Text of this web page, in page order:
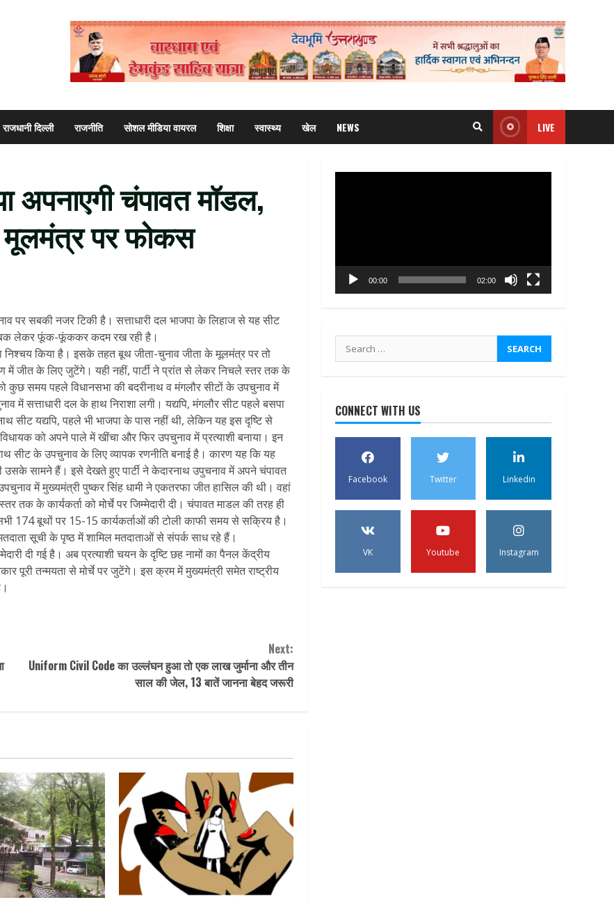
राजधानी दिल्ली राजनीति सोशल मीडिया वायरल शिक्षा स्वास्थ्य खेल NEWS LIVE
अपनाएगी चंपावत मॉडल,
मूलमंत्र पर फोकस
पर सबकी नजर टिकी है। सत्ताधारी दल भाजपा के लिहाज से यह सीट
लेकर फूंक-फूंककर कदम रख रही है।
किया है। इसके तहत बूथ जीता-चुनाव जीता के मूलमंत्र पर तो
जीत के लिए जुटेंगे। यही नहीं, पार्टी ने प्रांत से लेकर निचले स्तर तक के
कुछ समय पहले विधानसभा की बदरीनाथ व मंगलौर सीटों के उपचुनाव में
में सत्ताधारी दल के हाथ निराशा लगी। यद्यपि, मंगलौर सीट पहले बसपा
सीट यद्यपि, पहले भी भाजपा के पास नहीं थी, लेकिन यह इस दृष्टि से
को अपने पाले में खींचा और फिर उपचुनाव में प्रत्याशी बनाया। इन
सीट के उपचुनाव के लिए व्यापक रणनीति बनाई है। कारण यह कि यह
सामने हैं। इसे देखते हुए पार्टी ने केदारनाथ उपुचनाव में अपने चंपावत
में मुख्यमंत्री पुष्कर सिंह धामी ने एकतरफा जीत हासिल की थी। वहां
के कार्यकर्ता को मोर्चे पर जिम्मेदारी दी। चंपावत माडल की तरह ही
174 बूथों पर 15-15 कार्यकर्ताओं की टोली काफी समय से सक्रिय है।
सूची के पृष्ठ में शामिल मतदाताओं से संपर्क साध रहे हैं।
दी गई है। अब प्रत्याशी चयन के दृष्टि छह नामों का पैनल केंद्रीय
पूरी तन्मयता से मोर्चे पर जुटेंगे। इस क्रम में मुख्यमंत्री समेत राष्ट्रीय
Next:
Uniform Civil Code का उल्लंघन हुआ तो एक लाख जुर्माना और तीन
साल की जेल, 13 बातें जानना बेहद जरूरी
00:00 02:00
Search
for:
CONNECT WITH US
Facebook Twitter Linkedin
VK Youtube Instagram